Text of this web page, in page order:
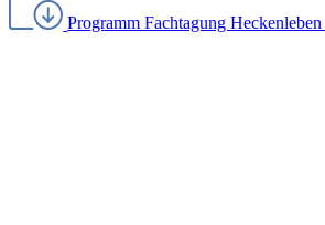
Programm Fachtagung Heckenleben